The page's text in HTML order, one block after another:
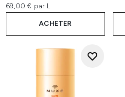
69,00 € par L
ACHETER